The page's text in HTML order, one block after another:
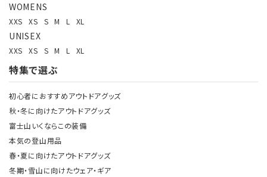
WOMENS
XXS XS S M L XL
UNISEX
XXS XS S M L XL
特集で選ぶ
初心者におすすめアウトドアグッズ
秋・冬に向けたアウトドアグッズ
富士山いくならこの装備
本気の登山用品
春・夏に向けたアウトドアグッズ
冬期・雪山に向けたウェア・ギア